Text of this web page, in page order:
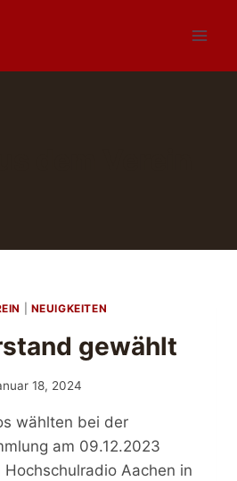
NEUIGKEITEN
gewählt
18, 2024
wählten bei der
am 09.12.2023
Hochschulradio Aachen in